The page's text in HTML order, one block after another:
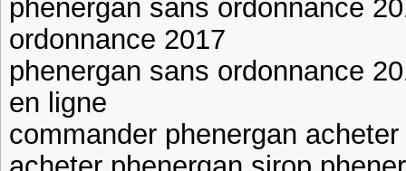
phenergan sans ordonnance
ordonnance 2017
phenergan sans ordonnance
en ligne
commander phenergan